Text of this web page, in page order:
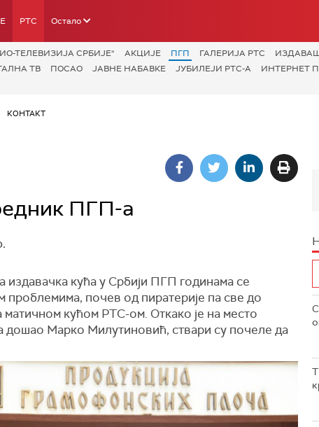
РТС Остало
ТЕЛЕВИЗИЈА СРБИЈЕ“ АКЦИЈЕ ПГП ГАЛЕРИЈА РТС
ТВ ПОСАО ЈАВНЕ НАБАВКЕ ЈУБИЛЕЈИ РТС-А ИНТЕРНЕТ
КОНТАКТ
ПГП-а
издавачка кућа у Србији ПГП годинама се
проблемима, почев од пиратерије па све до
кућом РТС-ом. Откако је на место
дошао Марко Милутиновић, ствари су почеле да